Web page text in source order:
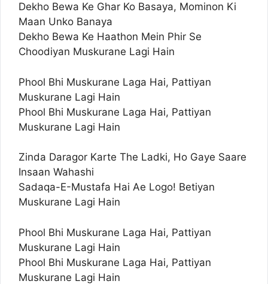
Dekho Bewa Ke Ghar Ko Basaya, Mominon Ki
Maan Unko Banaya
Dekho Bewa Ke Haathon Mein Phir Se
Choodiyan Muskurane Lagi Hain
Phool Bhi Muskurane Laga Hai, Pattiyan
Muskurane Lagi Hain
Phool Bhi Muskurane Laga Hai, Pattiyan
Muskurane Lagi Hain
Zinda Daragor Karte The Ladki, Ho Gaye Saare
Insaan Wahashi
Sadaqa-E-Mustafa Hai Ae Logo! Betiyan
Muskurane Lagi Hain
Phool Bhi Muskurane Laga Hai, Pattiyan
Muskurane Lagi Hain
Phool Bhi Muskurane Laga Hai, Pattiyan
Muskurane Lagi Hain